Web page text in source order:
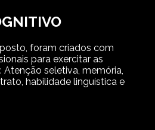
foram criados com
para exercitar as
seletiva, memória,
habilidade linguística e